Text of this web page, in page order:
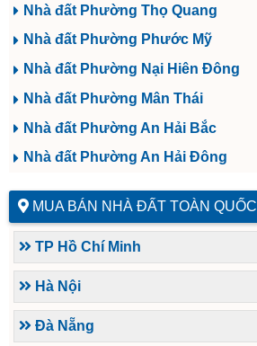
Nhà đất Phường Thọ Quang
Nhà đất Phường Phước Mỹ
Nhà đất Phường Nại Hiên Đông
Nhà đất Phường Mân Thái
Nhà đất Phường An Hải Bắc
Nhà đất Phường An Hải Đông
MUA BÁN NHÀ ĐẤT TOÀN QUỐC
TP Hồ Chí Minh
Hà Nội
Đà Nẵng